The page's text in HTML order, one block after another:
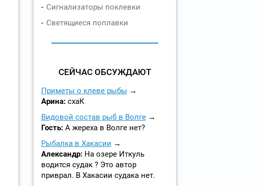
Сигнализаторы поклевки
Светящиеся поплавки
СЕЙЧАС ОБСУЖДАЮТ
Приметы о клеве рыбы
Арина: схаК
Видовой состав рыб в Волге
Гость: А жереха в Волге нет?
Рыбалка в Хакасии
Александр: На озере Иткуль
водится судак ? Это автор
приврал. В Хакасии судака нет.